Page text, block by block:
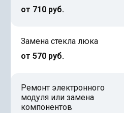
от 710 руб.
Замена стекла люка
от 570 руб.
Ремонт электронного
модуля или замена
компонентов